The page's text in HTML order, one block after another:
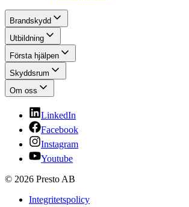
Brandskydd
Utbildning
Första hjälpen
Skyddsrum
Om oss
LinkedIn
Facebook
Instagram
Youtube
© 2026 Presto AB
Integritetspolicy